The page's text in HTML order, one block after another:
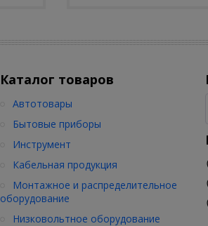
Каталог товаров
Автотовары
Бытовые приборы
Инструмент
Кабельная продукция
Монтажное и распределительное
оборудование
Низковольтное оборудование